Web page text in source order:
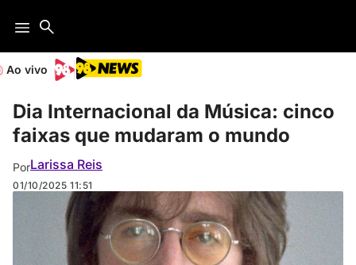
Ao vivo
Dia Internacional da Música: cinco
faixas que mudaram o mundo
PorLarissa Reis
01/10/2025 11:51